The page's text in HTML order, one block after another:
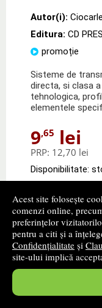
Acest site folosește
comenzi online,
preferințelor
pentru a citi și a
Confidențialitate și
site-ului implică
Autor(i):
Editura: CD
promoție
Sisteme de
directa, si clasa
tehnologica,
elementele
9,65 lei
PRP: 12,70 lei
Disponibilitate: